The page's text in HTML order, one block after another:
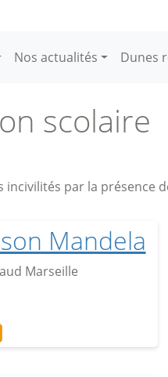
Nos actualités Dunes
scolaire
par la présence
Mandela
Marseille
Nelson Mandela